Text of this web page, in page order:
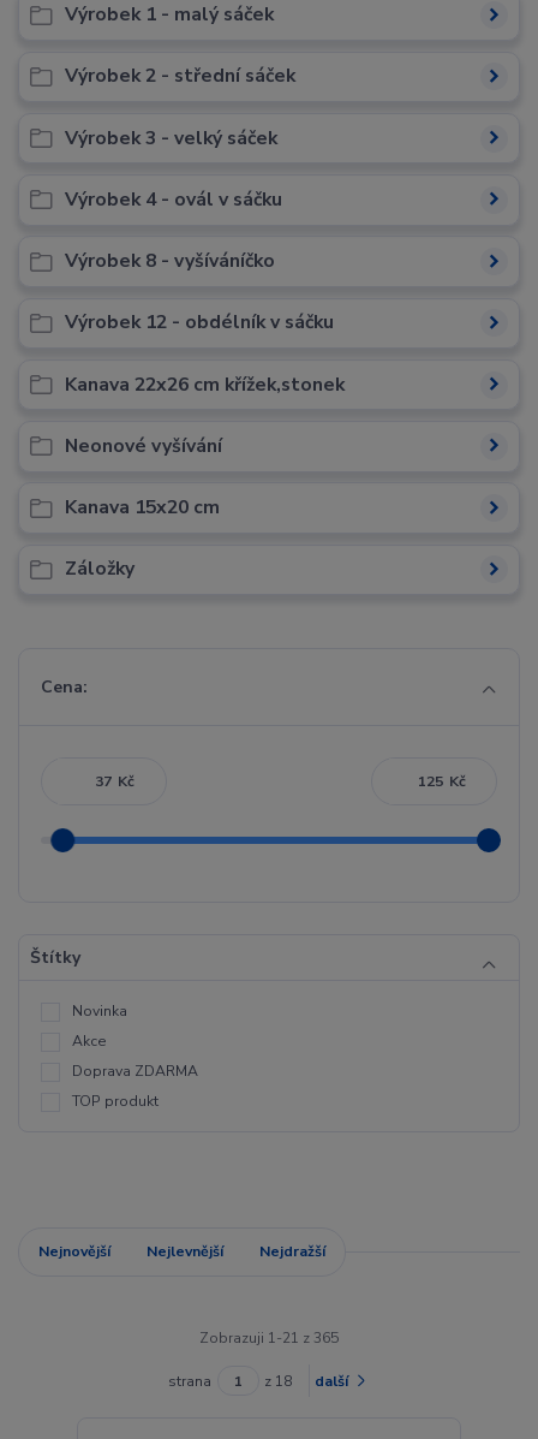
Výrobek 1 - malý sáček
Výrobek 2 - střední sáček
Výrobek 3 - velký sáček
Výrobek 4 - ovál v sáčku
Výrobek 8 - vyšíváníčko
Výrobek 12 - obdélník v sáčku
Kanava 22x26 cm křížek,stonek
Neonové vyšívání
Kanava 15x20 cm
Záložky
Cena:
Kč Kč
Štítky
Novinka
Akce
Doprava ZDARMA
TOP produkt
Nejnovější Nejlevnější Nejdražší
Zobrazuji 1-21 z 365
strana z 18 další